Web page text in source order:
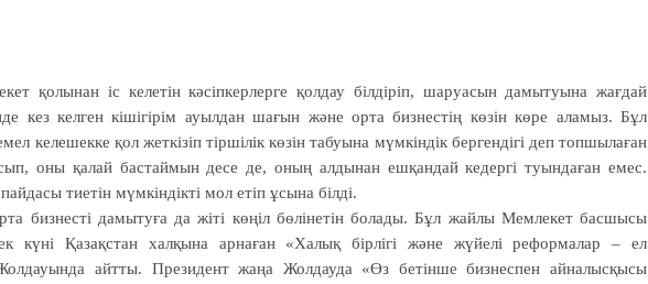
қолынан іс келетін кәсіпкерлерге қолдау білдіріп, шаруасын дамытуына жағдай
кез келген кішігірім ауылдан шағын және орта бизнестің көзін көре аламыз. Бұл
келешекке қол жеткізіп тіршілік көзін табуына мүмкіндік бергендігі деп топшылаған
оны қалай бастаймын десе де, оның алдынан ешқандай кедергі туындаған емес.
тиетін мүмкіндікті мол етіп ұсына білді.
бизнесті дамытуға да жіті көңіл бөлінетін болады. Бұл жайлы Мемлекет басшысы
күні Қазақстан халқына арнаған «Халық бірлігі және жүйелі реформалар – ел
Жолдауында айтты. Президент жаңа Жолдауда «Өз бетінше бизнеспен айналысқысы